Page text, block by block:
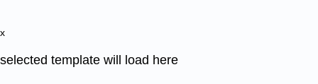
x
selected template will load here